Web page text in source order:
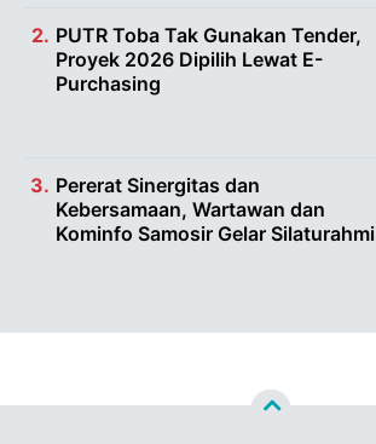
PUTR Toba Tak Gunakan Tender,
Proyek 2026 Dipilih Lewat E-
Purchasing
Pererat Sinergitas dan
Kebersamaan, Wartawan dan
Kominfo Samosir Gelar Silaturahmi